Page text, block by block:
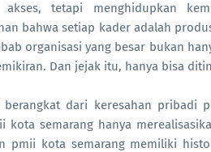
tetapi menghidupkan
bahwa setiap kader adalah
organisasi yang besar bukan
Dan jejak itu, hanya bisa
dari keresahan pribadi
kota semarang hanya
pmii kota semarang memiliki